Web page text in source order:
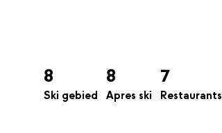
8
Ski gebied
8
Apres ski
7
Restaurants